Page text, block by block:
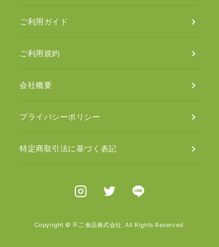
ご利用ガイド
ご利用規約
会社概要
プライバシーポリシー
特定商取引法に基づく表記
Instagram
Copyright © 不二食品株式会社. All Rights Reserved.